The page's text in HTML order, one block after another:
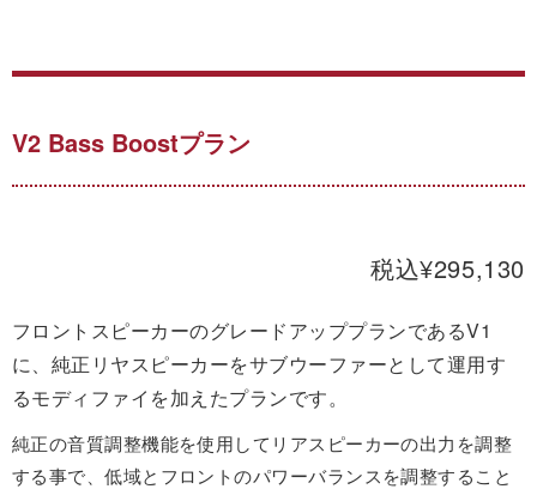
V2 Bass Boostプラン
税込¥295,130
フロントスピーカーのグレードアッププランであるV1
に、純正リヤスピーカーをサブウーファーとして運用す
るモディファイを加えたプランです。
純正の音質調整機能を使用してリアスピーカーの出力を調整
する事で、低域とフロントのパワーバランスを調整すること